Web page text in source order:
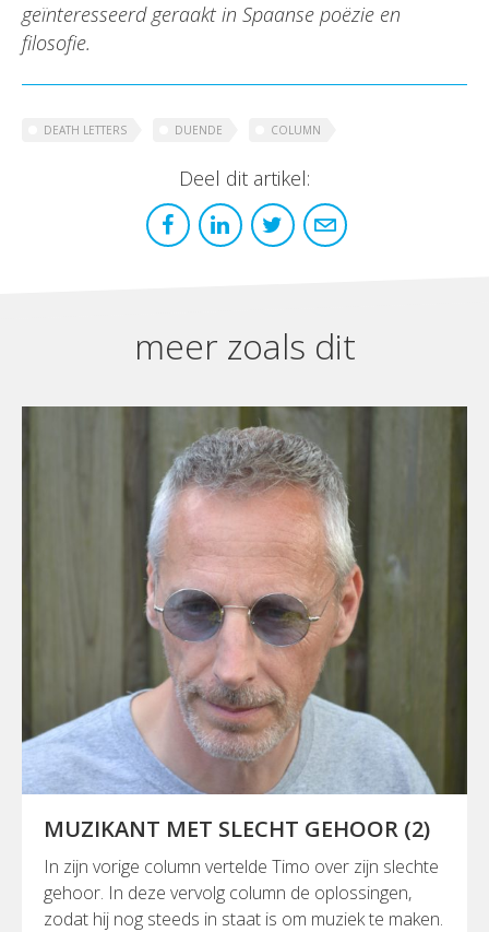
geïnteresseerd geraakt in Spaanse poëzie en
filosofie.
DEATH LETTERS DUENDE COLUMN
Deel dit artikel:
meer zoals dit
MUZIKANT MET SLECHT GEHOOR (2)
In zijn vorige column vertelde Timo over zijn slechte
gehoor. In deze vervolg column de oplossingen,
zodat hij nog steeds in staat is om muziek te maken.